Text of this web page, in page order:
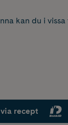
kan du i
recept